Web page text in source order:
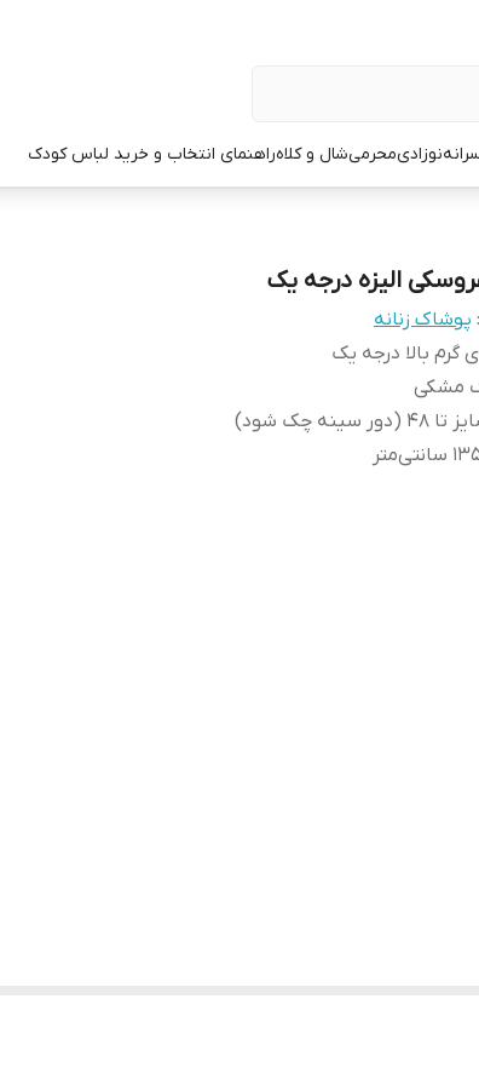
نوزادیمحرمیشال و کلاهراهنمای انتخاب و خرید لباس کودک
الیزه درجه یک
: پوشاک زنانه
ی گرم بالا درجه یک
مشکی
سینه چک شود)
سانتی‌متر